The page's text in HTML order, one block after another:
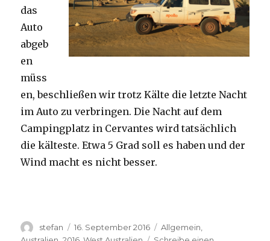
das
Auto
abgeb
en
müss
en, beschließen wir trotz Kälte die letzte Nacht
im Auto zu verbringen. Die Nacht auf dem
Campingplatz in Cervantes wird tatsächlich
die kälteste. Etwa 5 Grad soll es haben und der
Wind macht es nicht besser.
Autor
stefan
Veröffentlicht
am
16. September 2016 Kategorien
Allgemein